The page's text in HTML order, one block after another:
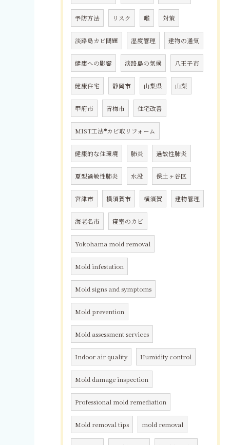
予防方法 リスク 喉 対策
淡路島カビ問題 湿度管理 建物の通気
健康への影響 淡路島の気候 八王子市
健康住宅 静岡市 山梨県 山梨
甲府市 青梅市 住宅改善
MIST工法®カビ取リフォーム
健康的な住環境 肺炎 過敏性肺炎
夏型過敏性肺炎 水没 保土ヶ谷区
宮津市 横須賀市 横須賀 建物管理
海老名市 寝室のカビ
Yokohama mold removal
Mold infestation
Mold signs and symptoms
Mold prevention
Mold assessment services
Indoor air quality Humidity control
Mold damage inspection
Professional mold remediation
Mold removal tips mold removal